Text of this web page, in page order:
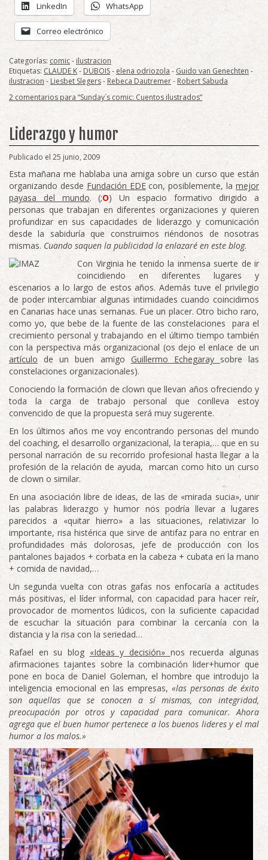
LinkedIn WhatsApp
Correo electrónico
Categorías: comic- ilustracion
Etiquetas: CLAUDE K- DUBOIS- elena odriozola - Guido van Genechten -
ilustracion - Liesbet Slegers- Rebeca Dautremer- Robert Sabuda
2 comentarios para “Sunday´s comic: Cuentos ilustrados”
Liderazgo y humor
Publicado el 25 junio, 2009
Esta mañana me hablaba una amiga sobre un curso que están
organizando desde Fundación EDEcon, posiblemente, lamejor
payasa del mundo. (;O) Un espacio formativo dirigido a
personas que trabajan en diferentes organizaciones y quieren
profundizar en sus capacidades de liderazgo y comunicación
desde la sabiduría que construimos riéndonos de nosotras
mismas. Cuando saquen la publicidad la enlazaré en este blog.
Con Virginia he tenido la inmensa suerte de ir
coincidiendo en diferentes lugares y
escenarios a lo largo de estos años. Además tuve el privilegio
de poder intercambiar algunas intimidades cuando coincidimos
en Canarias hace unas semanas. Fue un placer. Otro bicho raro,
como yo, que bebe de la fuente de las constelaciones para el
crecimiento personal y trabajando en el último tiempo también
con la perspectiva más organizacional (os dejo el enlace de un
artículo de un buen amigo Guillermo Echegaray sobre las
constelaciones organizacionales).
Conociendo la formación de clown que llevan años ofreciendo y
toda la carga de trabajo personal que conlleva estoy
convencido de que la propuesta será muy sugerente.
En los últimos años me voy encontrando personas del mundo
del coaching, el desarrollo organizacional, la terapia,… que en su
personal narración de su recorrido profesional hasta llegar a la
profesión de la relación de ayuda, marcan como hito un curso
de clown o similar.
En una asociación libre de ideas, de las de «mirada sucia», unir
las palabras liderazgo y humor nos podría llevar a lugares
parecidos a «quitar hierro» a las situaciones, relativizar lo
importante, risa histérica que sirve de antifaz para no entrar en
profundidades más dolorosas, jefe de producción con los
pantalones bajados + corbata en la cabeza + cubata en la mano
+ comida de navidad,…
Un segunda vuelta con otras gafas nos enfocaría a actitudes
más positivas, el líder informal, con capacidad para hacer reír,
provocador de momentos lúdicos, con la suficiente capacidad
de escuchar la situación para combinar la cercanía con la
distancia y la risa con la seriedad…
Rafael en su blog «Ideas y decisión» nos recuerda algunas
afirmaciones tajantes sobre la combinación lider+humor que
pone en boca de Daniel Goleman, el hombre que introdujo la
inteligencia emocional en las empresas, «las personas de éxito
son aquellas que se conocen a sí mismas, con integridad,
preocupación por otros y capacidad para comunicar. Ahora
agrega que el buen humor pertenece a los buenos lideres y el mal
humor a los malos.»